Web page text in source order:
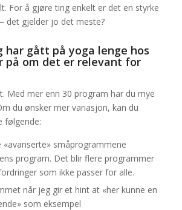
For å gjøre ting enkelt er det en styrke
det gjelder jo det meste?
har gått på yoga lenge hos
på om det er relevant for
Med mer enn 30 program har du mye
du ønsker mer variasjon, kan du
følgende:
«avanserte» småprogrammene
program. Det blir flere programmer
som ikke passer for alle.
når jeg gir et hint at «her kunne en
som eksempel